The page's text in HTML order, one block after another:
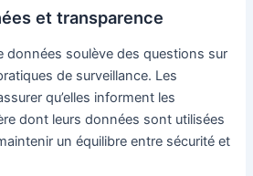
et transparence
données soulève des questions sur
de surveillance. Les
qu’elles informent les
dont leurs données sont utilisées
un équilibre entre sécurité et